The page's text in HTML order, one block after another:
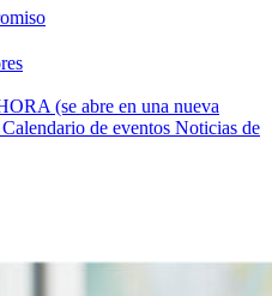
(se abre en una nueva
Calendario de eventos Noticias de